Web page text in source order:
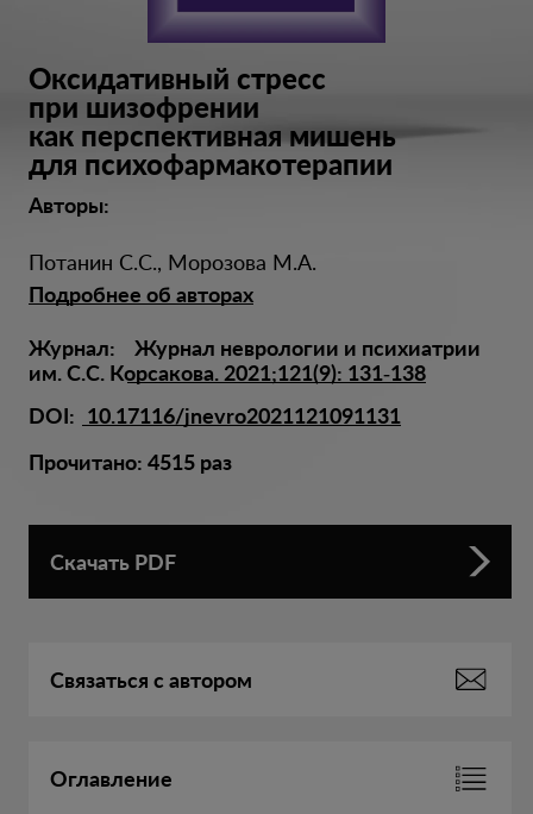
Оксидативный стресс
при шизофрении
как перспективная мишень
для психофармакотерапии
Авторы:
Потанин С.С., Морозова М.А.
Подробнее об авторах
Журнал:
Журнал неврологии и психиатрии
им. С.С. Корсакова. 2021;121(9): 131‑138
DOI: 10.17116/jnevro2021121091131
Прочитано: 4515 раз
Скачать PDF
Связаться с автором
Оглавление